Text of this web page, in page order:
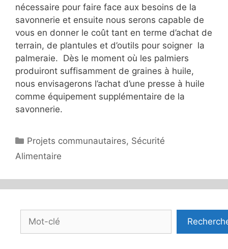
nécessaire pour faire face aux besoins de la
savonnerie et ensuite nous serons capable de
vous en donner le coût tant en terme d’achat de
terrain, de plantules et d’outils pour soigner la
palmeraie. Dès le moment où les palmiers
produiront suffisamment de graines à huile,
nous envisagerons l’achat d’une presse à huile
comme équipement supplémentaire de la
savonnerie.
Catégories
Projets communautaires, Sécurité
Alimentaire
Rechercher